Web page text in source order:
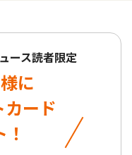
ース読者限定
に
ード